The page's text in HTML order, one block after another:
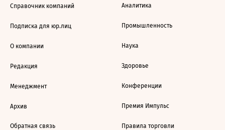
Справочник компаний
Подписка для юр.лиц
О компании
Редакция
Менеджмент
Архив
Обратная связь
Аналитика
Промышленность
Наука
Здоровье
Конференции
Премия Импульс
Правила торговли